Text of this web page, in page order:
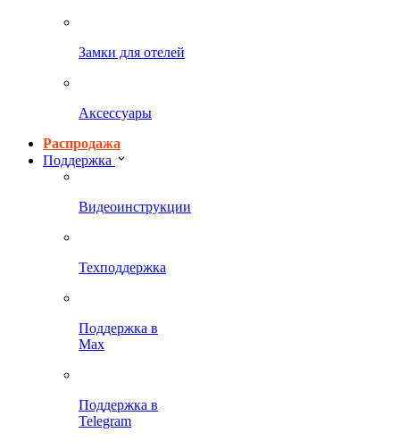
Замки для отелей
Аксессуары
Распродажа
Поддержка
Видеоинструкции
Техподдержка
Поддержка в
Max
Поддержка в
Telegram